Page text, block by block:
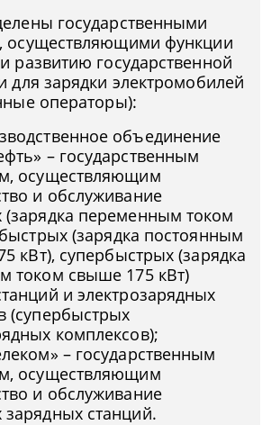
государственными
осуществляющими функции
развитию государственной
для зарядки электромобилей
операторы):
объединение
– государственным
осуществляющим
и обслуживание
переменным током
(зарядка постоянным
кВт), супербыстрых (зарядка
током свыше 175 кВт)
и электрозарядных
(супербыстрых
комплексов);
– государственным
осуществляющим
и обслуживание
станций.